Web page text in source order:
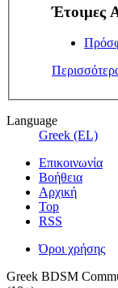
Έτοιμες
Language
Greek (EL)
Επικοινωνία
Βοήθεια
Αρχική
Top
RSS
Όροι χρήσης
Greek BDSM